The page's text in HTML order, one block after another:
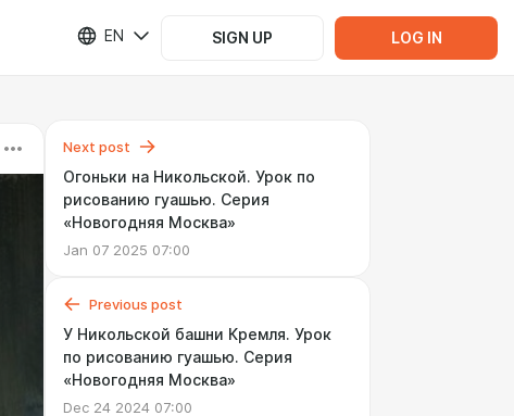
EN SIGN UP LOG IN
Next post
Огоньки на Никольской. Урок по
рисованию гуашью. Серия
«Новогодняя Москва»
Jan 07 2025 07:00
Previous post
У Никольской башни Кремля. Урок
по рисованию гуашью. Серия
«Новогодняя Москва»
Dec 24 2024 07:00